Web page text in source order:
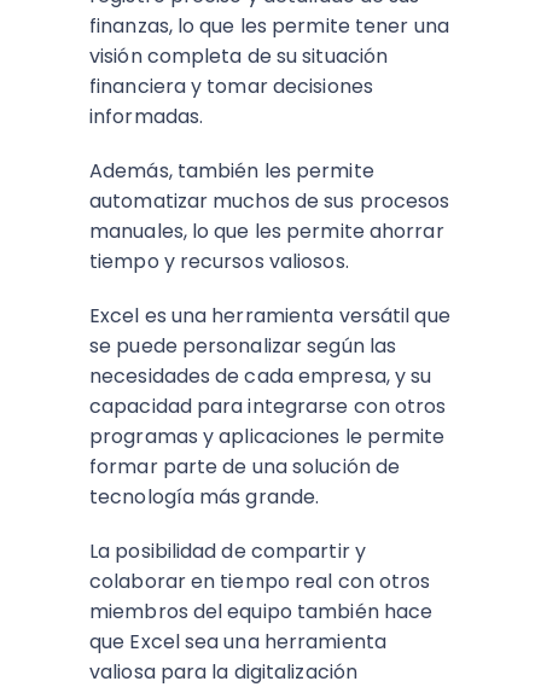
finanzas, lo que les permite tener una
visión completa de su situación
financiera y tomar decisiones
informadas.
Además, también les permite
automatizar muchos de sus procesos
manuales, lo que les permite ahorrar
tiempo y recursos valiosos.
Excel es una herramienta versátil que
se puede personalizar según las
necesidades de cada empresa, y su
capacidad para integrarse con otros
programas y aplicaciones le permite
formar parte de una solución de
tecnología más grande.
La posibilidad de compartir y
colaborar en tiempo real con otros
miembros del equipo también hace
que Excel sea una herramienta
valiosa para la digitalización